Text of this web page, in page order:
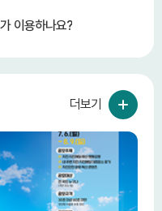
이용하나요?
더보기